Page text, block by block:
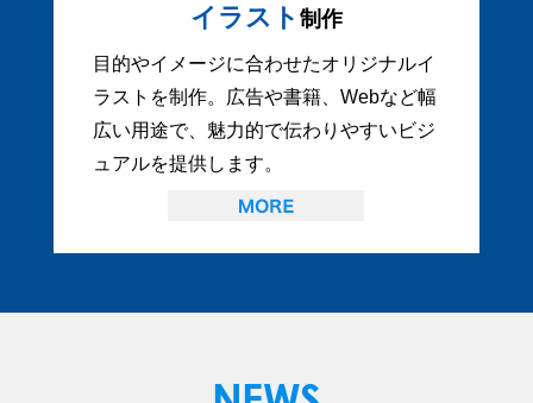
イラスト 制作
目的やイメージに合わせたオリジナルイ
ラストを制作。広告や書籍、Webなど幅
広い用途で、魅力的で伝わりやすいビジ
ュアルを提供します。